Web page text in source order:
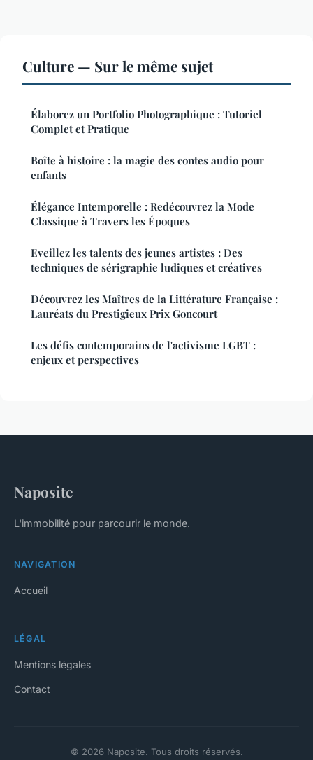
Culture — Sur le même sujet
Élaborez un Portfolio Photographique : Tutoriel
Complet et Pratique
Boîte à histoire : la magie des contes audio pour
enfants
Élégance Intemporelle : Redécouvrez la Mode
Classique à Travers les Époques
Eveillez les talents des jeunes artistes : Des
techniques de sérigraphie ludiques et créatives
Découvrez les Maîtres de la Littérature Française :
Lauréats du Prestigieux Prix Goncourt
Les défis contemporains de l'activisme LGBT :
enjeux et perspectives
Naposite
L'immobilité pour parcourir le monde.
NAVIGATION
Accueil
LÉGAL
Mentions légales
Contact
© 2026 Naposite. Tous droits réservés.